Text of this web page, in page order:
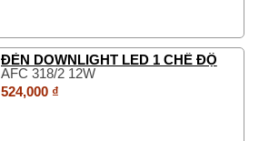
ĐÈN DOWNLIGHT LED 1 CHẾ ĐỘ
AFC 318/2 12W
524,000 ₫